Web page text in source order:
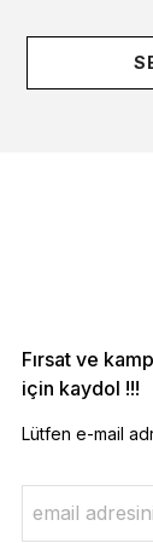
Fırsat ve
için kaydol !!!
Lütfen e-mail